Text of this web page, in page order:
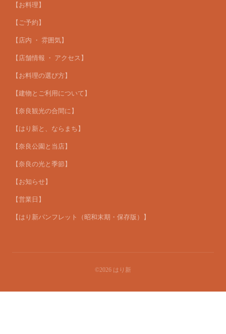
【お料理】
【ご予約】
【店内 ・ 雰囲気】
【店舗情報 ・ アクセス】
【お料理の選び方】
【建物とご利用について】
【奈良観光の合間に】
【はり新と、ならまち】
【奈良公園と当店】
【奈良の光と季節】
【お知らせ】
【営業日】
【はり新パンフレット（昭和末期・保存版）】
©2026 はり新